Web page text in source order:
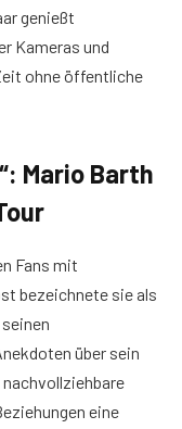
genießt
Kameras und
ohne öffentliche
Mario Barth
Fans mit
bezeichnete sie als
über sein
eine